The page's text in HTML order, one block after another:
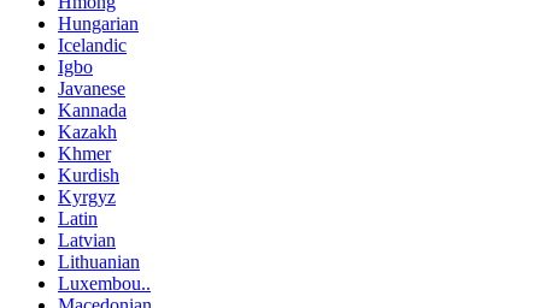
Hungarian
Icelandic
Igbo
Javanese
Kannada
Kazakh
Khmer
Kurdish
Kyrgyz
Latin
Latvian
Lithuanian
Luxembou..